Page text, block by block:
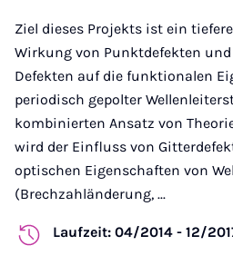
Ziel dieses Projekts ist ein
Wirkung von Punktdefekten
Defekten auf die funktionalen
periodisch gepolter
kombinierten Ansatz von
wird der Einfluss von
optischen Eigenschaften von
(Brechzahländerung, ...
Laufzeit: 04/2014 - 12/